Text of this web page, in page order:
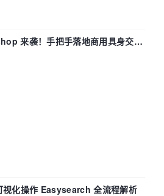
来袭！手把手落地商用具身交互
视化操作 Easysearch 全流程解析